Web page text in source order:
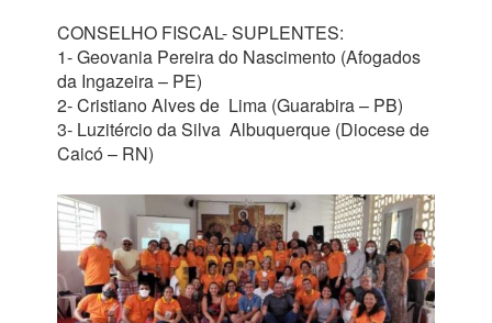
CONSELHO FISCAL- SUPLENTES:
1- Geovania Pereira do Nascimento (Afogados
da Ingazeira – PE)
2- Cristiano Alves de Lima (Guarabira – PB)
3- Luzitércio da Silva Albuquerque (Diocese de
Caicó – RN)